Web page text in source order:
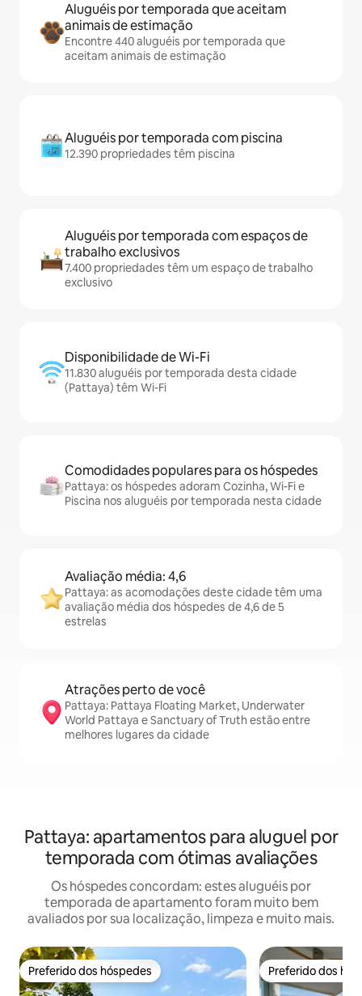
Aluguéis por temporada que aceitam
animais de estimação
Encontre 440 aluguéis por temporada que
aceitam animais de estimação
Aluguéis por temporada com piscina
12.390 propriedades têm piscina
Aluguéis por temporada com espaços de
trabalho exclusivos
7.400 propriedades têm um espaço de trabalho
exclusivo
Disponibilidade de Wi-Fi
11.830 aluguéis por temporada desta cidade
(Pattaya) têm Wi-Fi
Comodidades populares para os hóspedes
Pattaya: os hóspedes adoram Cozinha, Wi-Fi e
Piscina nos aluguéis por temporada nesta cidade
Avaliação média: 4,6
Pattaya: as acomodações deste cidade têm uma
avaliação média dos hóspedes de 4,6 de 5
estrelas
Atrações perto de você
Pattaya: Pattaya Floating Market, Underwater
World Pattaya e Sanctuary of Truth estão entre
melhores lugares da cidade
Pattaya: apartamentos para aluguel por
temporada com ótimas avaliações
Os hóspedes concordam: estes aluguéis por
temporada de apartamento foram muito bem
avaliados por sua localização, limpeza e muito mais.
Preferido dos hóspedes
Preferido dos hóspedes Preferido dos
Preferido dos